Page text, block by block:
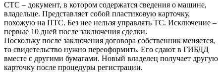
СТС – документ, в котором содержатся сведения о машине,
владельце. Представляет собой пластиковую карточку,
похожую на ПТС. Без нее нельзя управлять ТС. Исключение –
первые 10 дней после заключения сделки.
Поскольку после заключения договора собственник меняется,
то свидетельство нужно переоформить. Его сдают в ГИБДД
вместе с другими бумагами. Новый владелец получает другую
карточку после процедуры регистрации.